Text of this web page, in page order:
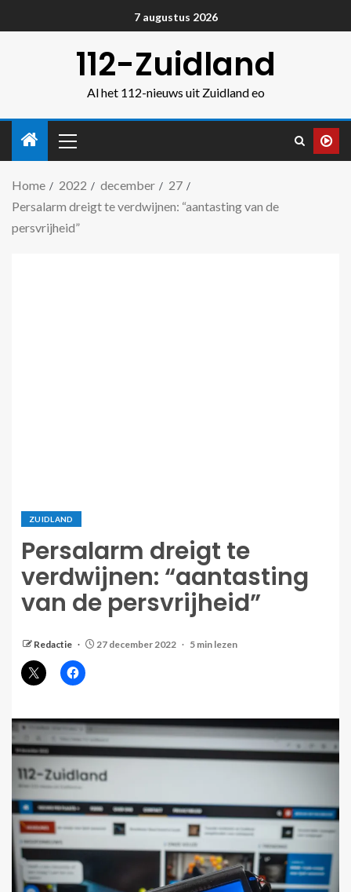
7 augustus 2026
112-Zuidland
Al het 112-nieuws uit Zuidland eo
Home 2022 december
27
Persalarm dreigt te verdwijnen: “aantasting van de
persvrijheid”
ZUIDLAND
Persalarm dreigt te
verdwijnen: “aantasting
van de persvrijheid”
Redactie 27 december 2022 5 min lezen